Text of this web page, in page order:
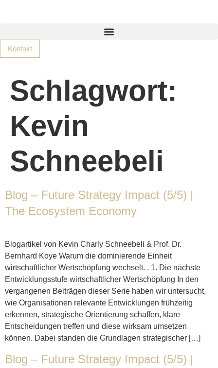
Kontakt
Schlagwort:
Kevin
Schneebeli
Blog – Future Strategy Impact (5/5) |
The Ecosystem Economy
Blogartikel von Kevin Charly Schneebeli & Prof. Dr.
Bernhard Koye Warum die dominierende Einheit
wirtschaftlicher Wertschöpfung wechselt. . 1. Die nächste
Entwicklungsstufe wirtschaftlicher Wertschöpfung In den
vergangenen Beiträgen dieser Serie haben wir untersucht,
wie Organisationen relevante Entwicklungen frühzeitig
erkennen, strategische Orientierung schaffen, klare
Entscheidungen treffen und diese wirksam umsetzen
können. Dabei standen die Grundlagen strategischer […]
Blog – Future Strategy Impact (5/5) |